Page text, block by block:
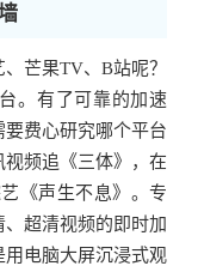
芒果TV、B站呢？
。有了可靠的加速
费心研究哪个平台
频追《三体》，在
《声生不息》。专
超清视频的即时加
电脑大屏沉浸式观